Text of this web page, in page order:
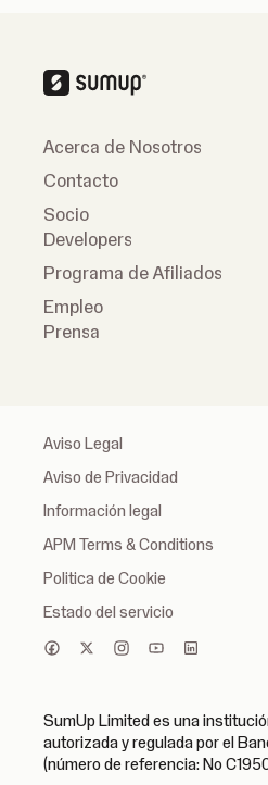
Acerca de Nosotros
Contacto
Socio
Developers
Programa de Afiliados
Empleo
Prensa
Aviso Legal
Aviso de Privacidad
Información legal
APM Terms & Conditions
Politica de Cookie
Estado del servicio
SumUp Limited es una
autorizada y regulada por el
(número de referencia: No